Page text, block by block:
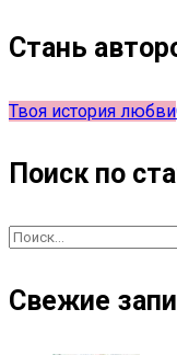
Стань
Твоя история любви
Поиск по
Свежие